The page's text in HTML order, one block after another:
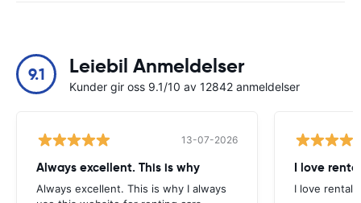
9.1 Leiebil Anmeldelser
Kunder gir oss 9.1/10 av 12842 anmeldelser
13-07-2026
Always excellent. This is why
Always excellent. This is why I always
I love
I love rental